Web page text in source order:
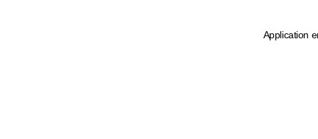
Application